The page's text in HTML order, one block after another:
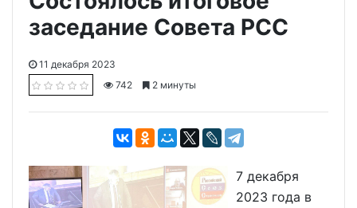
заседание Совета РСС
11 декабря 2023
742
2 минуты
7 декабря
2023 года в